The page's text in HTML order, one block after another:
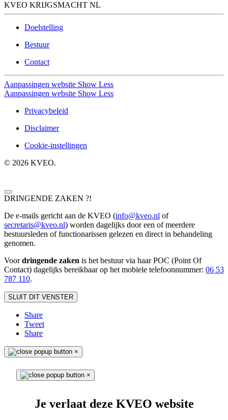
KVEO KRIJGSMACHT NL
Doelstelling
Bestuur
Contact
Aanpassingen website Show Less
Aanpassingen website Show Less
Privacybeleid
Disclaimer
Cookie-instellingen
© 2026 KVEO.
DRINGENDE ZAKEN ?!
De e-mails gericht aan de KVEO (info@kveo.nl of
secretaris@kveo.nl) worden dagelijks door een of meerdere
bestuursleden of functionarissen gelezen en direct in behandeling
genomen.
Voordringende zaken is het bestuur via haar POC (Point Of
Contact) dagelijks bereikbaar op het mobiele telefoonnummer: 06 53
787 110.
SLUIT DIT VENSTER
Share
Tweet
Share
×
×
Je verlaat deze KVEO website